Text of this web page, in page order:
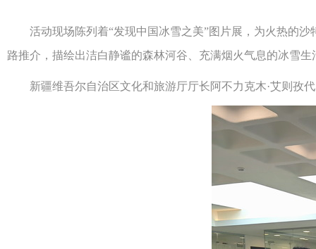
活动现场陈列着“发现中国冰雪之美”图片展，为火热的沙
路推介，描绘出洁白静谧的森林河谷、充满烟火气息的冰雪
新疆维吾尔自治区文化和旅游厅厅长阿不力克木·艾则孜代